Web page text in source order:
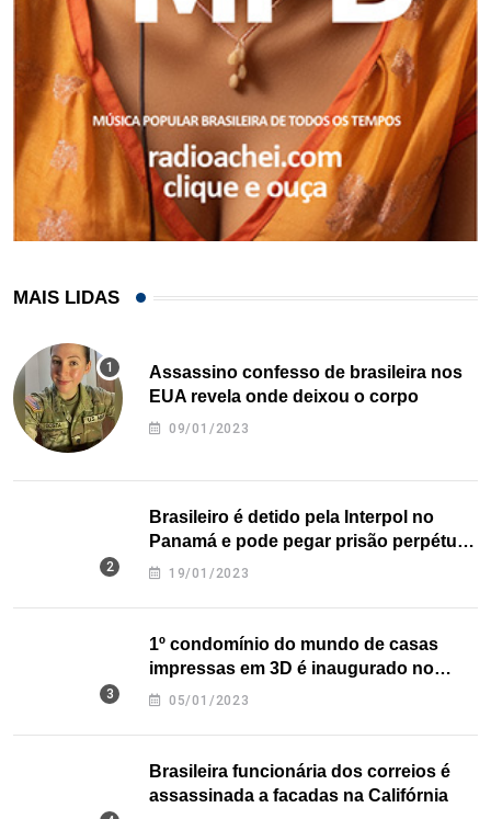
MAIS LIDAS
Assassino confesso de brasileira nos
EUA revela onde deixou o corpo
09/01/2023
Brasileiro é detido pela Interpol no
Panamá e pode pegar prisão perpétua
nos EUA
19/01/2023
1º condomínio do mundo de casas
impressas em 3D é inaugurado no
Texas
05/01/2023
Brasileira funcionária dos correios é
assassinada a facadas na Califórnia